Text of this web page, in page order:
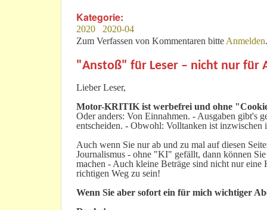
Kategorie:
2020
2020-04
Zum Verfassen von Kommentaren bitte Anmelden.
"Anstoß" für Leser – nicht nur für
Lieber Leser,
Motor-KRITIK ist werbefrei und ohne
Oder anders: Von Einnahmen. - Ausgaben gibt's
entscheiden. - Obwohl: Volltanken ist inzwischen
Auch wenn Sie nur ab und zu mal auf diesen
Journalismus - ohne "KI" gefällt, dann können
machen - Auch kleine Beträge sind nicht nur
richtigen Weg zu sein!
Wenn Sie aber sofort ein für mich wichtiger